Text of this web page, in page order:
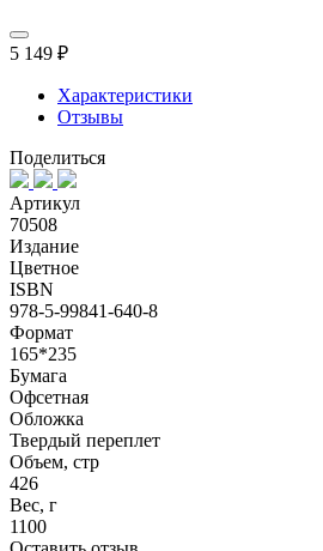
5 149 ₽
Характеристики
Отзывы
Поделиться
Артикул
70508
Издание
Цветное
ISBN
978-5-99841-640-8
Формат
165*235
Бумага
Офсетная
Обложка
Твердый переплет
Объем, стр
426
Вес, г
1100